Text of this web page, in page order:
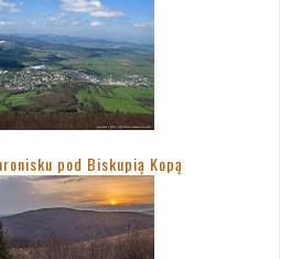
pod Biskupią Kopą